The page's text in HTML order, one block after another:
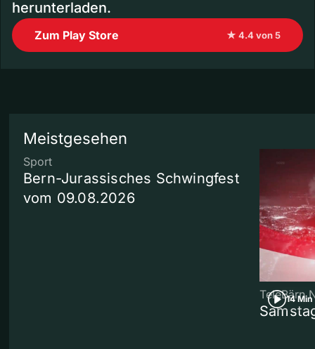
herunterladen.
Zum Play Store ★ 4.4 von 5
Meistgesehen
Sport
Bern-Jurassisches Schwingfest
vom 09.08.2026
14 Min
TeleBärn